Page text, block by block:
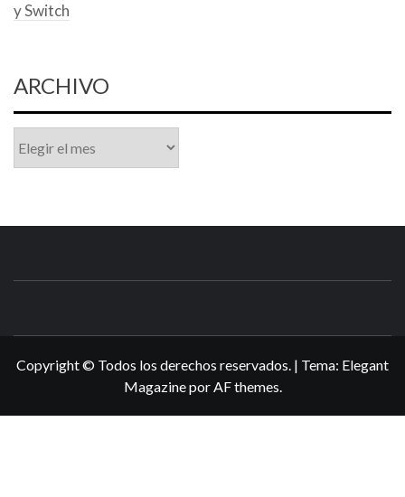
y Switch
ARCHIVO
Copyright © Todos los derechos reservados. | Tema: Elegant
MagazineporAF themes.